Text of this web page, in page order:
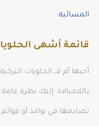
المسائية.
قائمة أشهى
أحبها أم لا، الحلويات
باللامبالاة. إليك نظرة
تصادفها في نوافذ أو